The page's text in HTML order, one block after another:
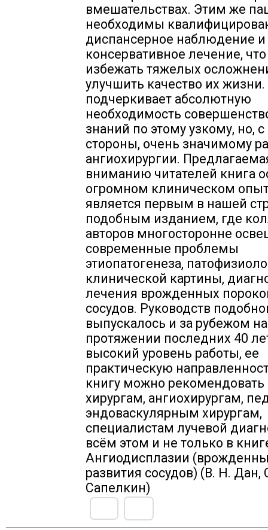
вмешательствах. Этим же
необходимы
диспансерное наблюдение и
консервативное лечение,
избежать тяжелых
улучшить качество их жизни.
подчеркивает абсолютную
необходимость
знаний по этому узкому, но, с
стороны, очень значимому
ангиохирургии.
вниманию читателей книга
огромном клиническом
является первым в нашей
подобным изданием, где
авторов многосторонне
современные проблемы
этиопатогенеза,
клинической картины,
лечения врожденных
сосудов. Руководств
выпускалось и за рубежом на
протяжении последних 40
высокий уровень работы, ее
практическую
книгу можно рекомендовать
хирургам, ангиохирургам,
эндоваскулярным хирургам,
специалистам лучевой
всём этом и не только в
Ангиодисплазии
развития сосудов) (В. Н. Дан,
Сапелкин)